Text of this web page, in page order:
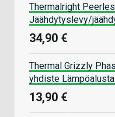
Thermalright
Jäähdytyslevy/
34,90 €
Thermal Grizzly
yhdiste
13,90 €